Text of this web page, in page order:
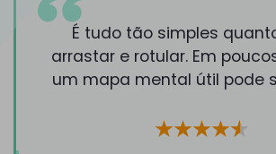
É tudo tão simples
arrastar e rotular. Em
um mapa mental útil pode